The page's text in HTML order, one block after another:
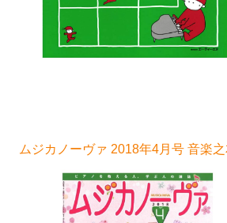
ムジカノーヴァ 2018年4月号 音楽